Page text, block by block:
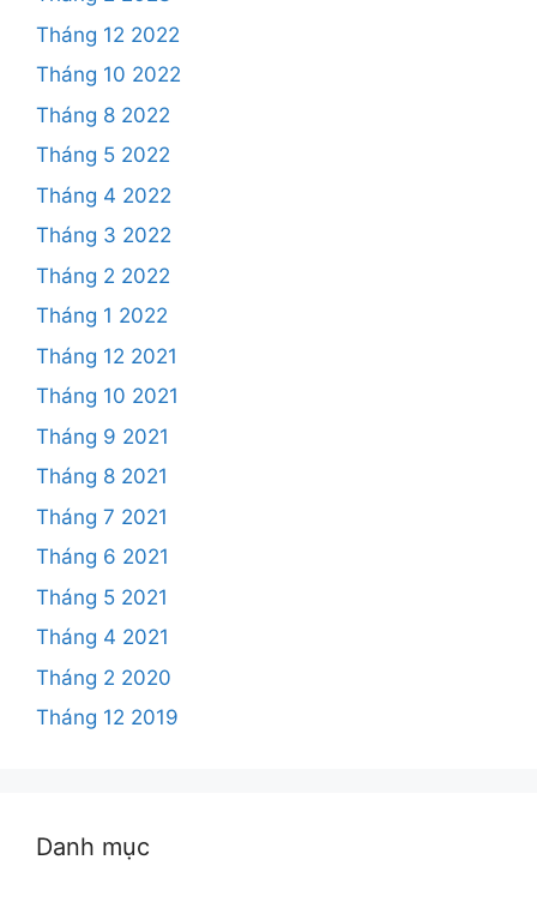
Tháng 12 2022
Tháng 10 2022
Tháng 8 2022
Tháng 5 2022
Tháng 4 2022
Tháng 3 2022
Tháng 2 2022
Tháng 1 2022
Tháng 12 2021
Tháng 10 2021
Tháng 9 2021
Tháng 8 2021
Tháng 7 2021
Tháng 6 2021
Tháng 5 2021
Tháng 4 2021
Tháng 2 2020
Tháng 12 2019
Danh mục